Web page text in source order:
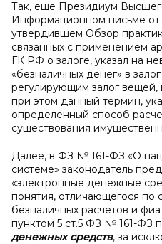
Так, еще Президиум
Информационном письме от
утвердившем Обзор
связанных с применением
ГК РФ о залоге, указал на
«безналичных денег» в
регулирующим залог вещей,
при этом данный термин,
определенный способ
существования
Далее, в ФЗ № 161-ФЗ «О
системе» законодатель
«электронные денежные
понятия, отличающегося
безналичных расчетов и
пунктом 5 ст.5 ФЗ № 161-ФЗ
денежных средств, за